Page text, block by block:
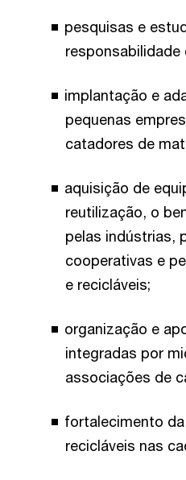
pesquisas e
implantação e
pequenas
catadores de
aquisição de
reutilização, o
pelas indústrias,
cooperativas e
e recicláveis;
organização e
integradas por
associações de
fortalecimento
recicláveis nas